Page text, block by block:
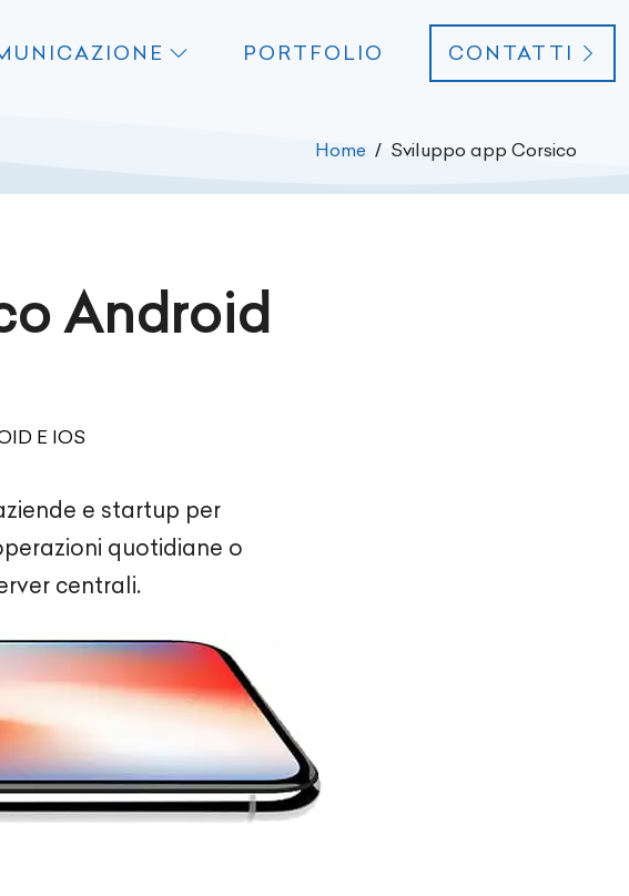
PORTFOLIO CONTATTI
Home Sviluppo app Corsico
Android
E IOS
e startup per
quotidiane o
centrali.